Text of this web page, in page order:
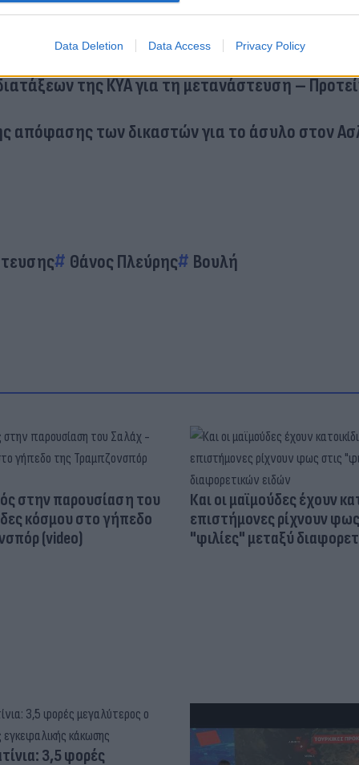
Data Deletion Data Access Privacy Policy
«κόμβος επιστροφών» εκτός Ε.Ε.
«Όποιος ακυρώσει τη γραμμή του ΠΑΣΟΚ
της ΚΥΑ για τη μετανάστευση –
απόφασης των δικαστών για το άσυλο στον
Θάνος Πλεύρης Βουλή
στην παρουσίαση του
κόσμου στο γήπεδο
(video)
Και οι μαϊμούδες έχουν
επιστήμονες ρίχνουν
"φιλίες" μεταξύ
3,5 φορές